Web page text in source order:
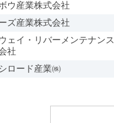
ウ産業株式会社
ズ産業株式会社
ェイ・リバーメンテナンス
社
ロード産業㈱